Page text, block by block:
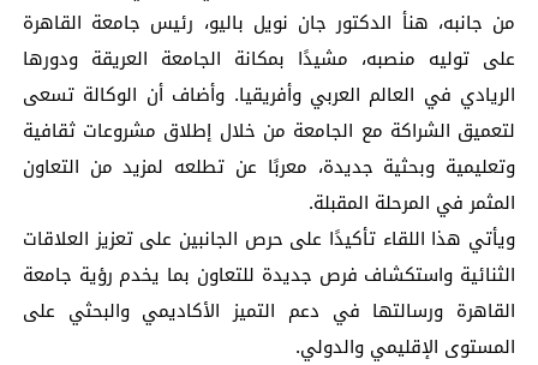
من جانبه، هنأ الدكتور جان نويل باليو، رئيس جامعة القاهرة
على توليه منصبه، مشيدًا بمكانة الجامعة العريقة ودورها
الريادي في العالم العربي وأفريقيا. وأضاف أن الوكالة تسعى
لتعميق الشراكة مع الجامعة من خلال إطلاق مشروعات ثقافية
وتعليمية وبحثية جديدة، معربًا عن تطلعه لمزيد من التعاون
المثمر في المرحلة المقبلة.
ويأتي هذا اللقاء تأكيدًا على حرص الجانبين على تعزيز العلاقات
الثنائية واستكشاف فرص جديدة للتعاون بما يخدم رؤية جامعة
القاهرة ورسالتها في دعم التميز الأكاديمي والبحثي على
المستوى الإقليمي والدولي.